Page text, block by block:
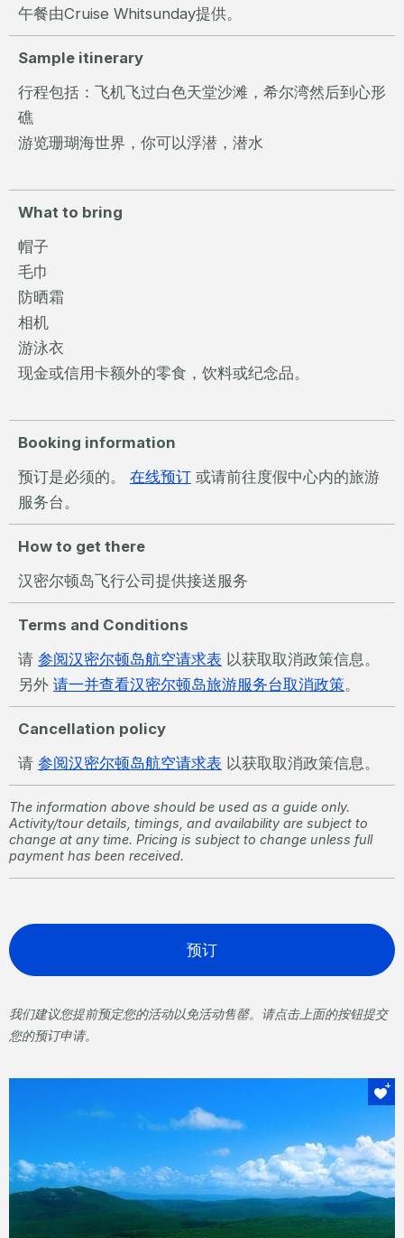
午餐由Cruise Whitsunday提供。
Sample itinerary
行程包括：飞机飞过白色天堂沙滩，希尔湾然后到心形
礁
游览珊瑚海世界，你可以浮潜，潜水
What to bring
帽子
毛巾
防晒霜
相机
游泳衣
现金或信用卡额外的零食，饮料或纪念品。
Booking information
预订是必须的。 在线预订 或请前往度假中心内的旅游
服务台。
How to get there
汉密尔顿岛飞行公司提供接送服务
Terms and Conditions
请 参阅汉密尔顿岛航空请求表 以获取取消政策信息。
另外 请一并查看汉密尔顿岛旅游服务台取消政策。
Cancellation policy
请 参阅汉密尔顿岛航空请求表 以获取取消政策信息。
The information above should be used as a guide only.
Activity/tour details, timings, and availability are subject to
change at any time. Pricing is subject to change unless full
payment has been received.
预订
我们建议您提前预定您的活动以免活动售罄。请点击上面的按钮提交
您的预订申请。
Explore by helicopter